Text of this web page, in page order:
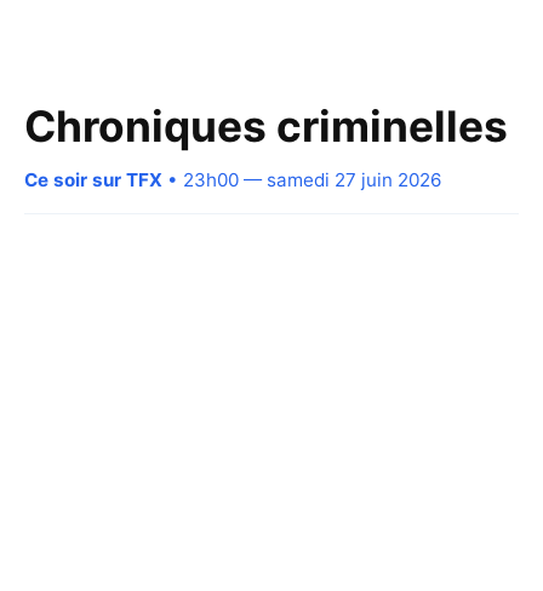
Chroniques criminelles
Ce soir sur TFX • 23h00 — samedi 27 juin 2026